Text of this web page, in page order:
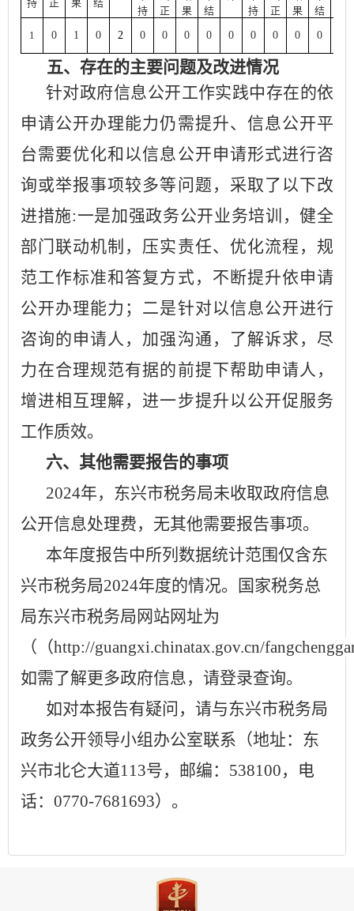
持
正
果
结
持
正
果
结
持
正
果
结
1 0 1 0 2 0 0 0 0 0 0 0 0 0
五、 存在的主要问题及改进情况
针对政府信息公开工作实践中存在的依
申请公开办理能力仍需提升、信息公开平
台需要优化和以信息公开申请形式进行咨
询或举报事项较多等问题，采取了 以下改
进措施:一是加强政务公开业务培训，健全
部门联动机制，压实责任、优化流程，规
范工作标准和答复方式，不断提升依申请
公开办理能力；二是针对以信息公开进行
咨询的申请人，加强沟通，了解诉求，尽
力在合理规范有据的前提下帮助申请人，
增进相互理解，进一步提升以公开促服务
工作质效。
六、其他需要报告的事项
2024年， 东兴市税务局未收取政府信息
公开信息处理费，无其他需要报告事项。
本年度报告中所列数据统计范围仅含东
兴市税务局2024年度的情况。国家税务总
局东兴市税务局网站网址为
（（http://guangxi.chinatax.gov.cn/
如需了解更多政府信息，请登录查询。
如对本报告有疑问，请与东兴市税务局
政务公开领导小组办公室联系（地址： 东
兴市北仑大道113号，邮编： 538100，电
话： 0770-7681693）。